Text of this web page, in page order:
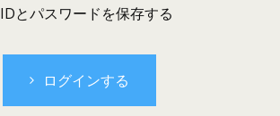
IDとパスワードを保存する
ログインする